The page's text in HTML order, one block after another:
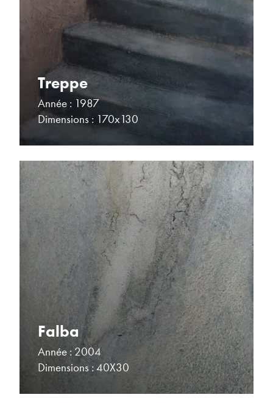
Treppe
Année : 1987
Dimensions : 170x130
Falba
Année : 2004
Dimensions : 40X30